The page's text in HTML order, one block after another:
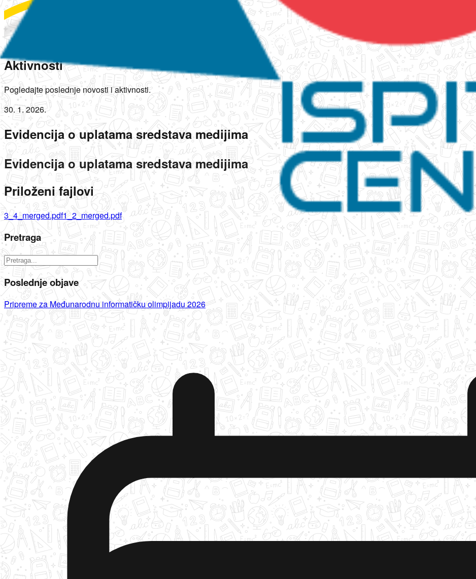
Aktivnosti
Pogledajte poslednje novosti i aktivnosti.
30. 1. 2026.
Evidencija o uplatama sredstava medijima
Evidencija o uplatama sredstava medijima
Priloženi fajlovi
3_4_merged.pdf1_2_merged.pdf
Pretraga
Poslednje objave
Pripreme za Međunarodnu informatičku olimpijadu 2026